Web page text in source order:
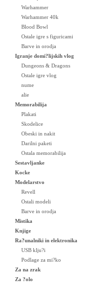
Warhammer
Warhammer 40k
Blood Bowl
Ostale igre s figuricami
Barve in orodja
Igranje domi?lijskih vlog
Dungeons & Dragons
Ostale igre vlog
nume
alie
Memorabilija
Plakati
Skodelice
Obeski in nakit
Darilni paketi
Ostala memorabilija
Sestavljanke
Kocke
Modelarstvo
Revell
Ostali modeli
Barve in orodja
Mistika
Knjige
Ra?unalniki in elektronika
USB klju?i
Podlage za mi?ko
Za na zrak
Za ?olo